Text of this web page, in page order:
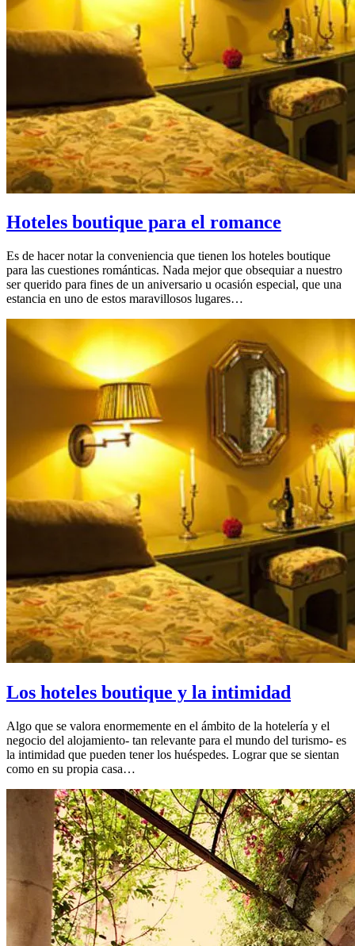
Hoteles boutique para el romance
Es de hacer notar la conveniencia que tienen los hoteles boutique
para las cuestiones románticas. Nada mejor que obsequiar a nuestro
ser querido para fines de un aniversario u ocasión especial, que una
estancia en uno de estos maravillosos lugares…
Los hoteles boutique y la intimidad
Algo que se valora enormemente en el ámbito de la hotelería y el
negocio del alojamiento- tan relevante para el mundo del turismo- es
la intimidad que pueden tener los huéspedes. Lograr que se sientan
como en su propia casa…